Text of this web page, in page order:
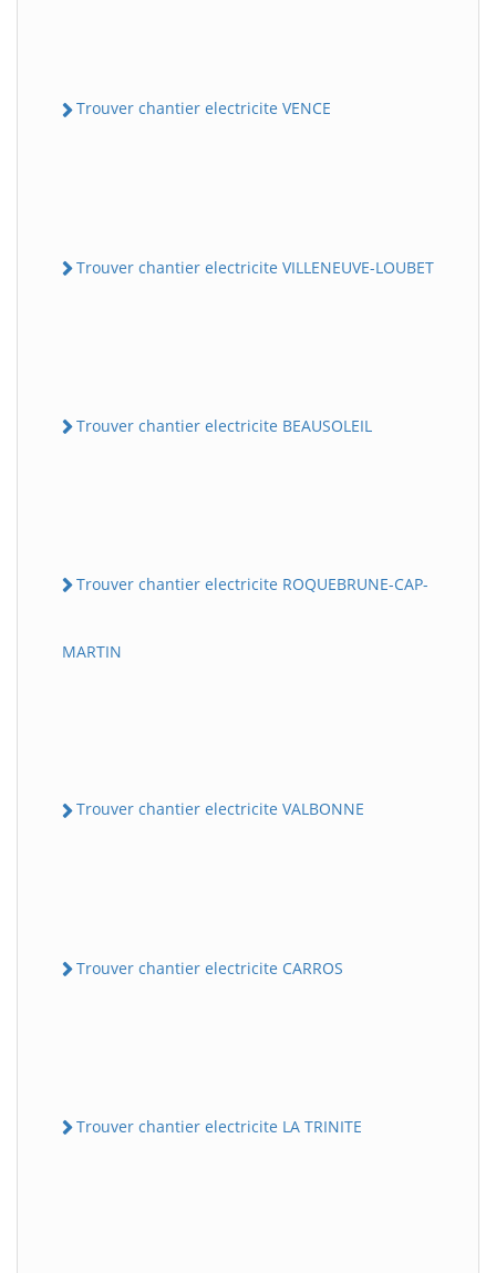
Trouver chantier electricite VENCE
Trouver chantier electricite VILLENEUVE-LOUBET
Trouver chantier electricite BEAUSOLEIL
Trouver chantier electricite ROQUEBRUNE-CAP-
MARTIN
Trouver chantier electricite VALBONNE
Trouver chantier electricite CARROS
Trouver chantier electricite LA TRINITE